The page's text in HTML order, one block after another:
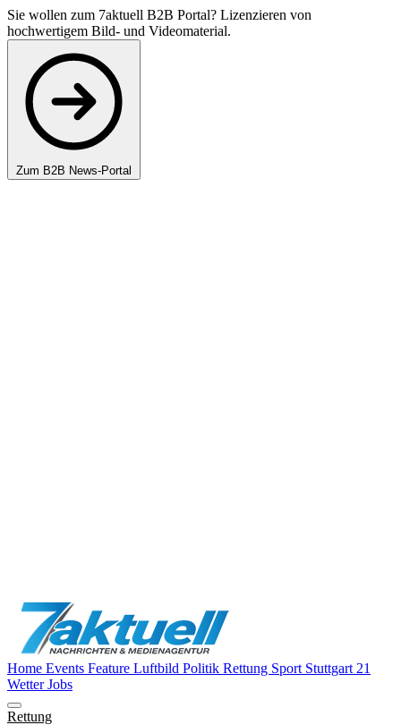
Sie wollen zum 7aktuell B2B Portal? Lizenzieren von
hochwertigem Bild- und Videomaterial.
Zum B2B News-Portal
Home Events Feature Luftbild Politik Rettung Sport Stuttgart 21
WetterJobs
Rettung